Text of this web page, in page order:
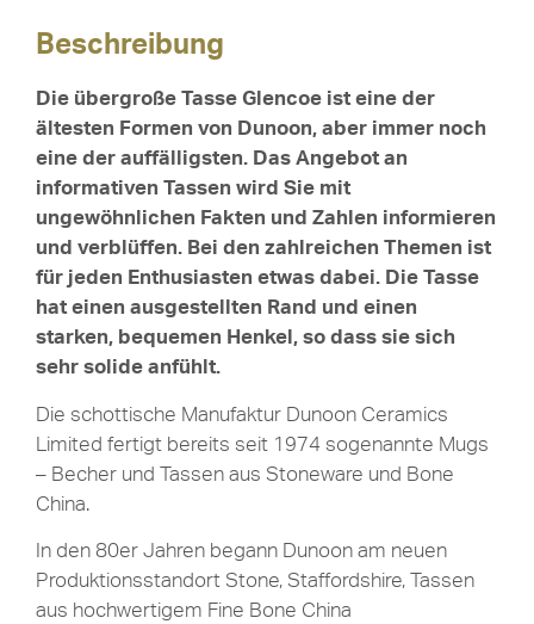
Beschreibung
Die übergroße Tasse Glencoe ist eine der
ältesten Formen von Dunoon, aber immer noch
eine der auffälligsten. Das Angebot an
informativen Tassen wird Sie mit
ungewöhnlichen Fakten und Zahlen informieren
und verblüffen. Bei den zahlreichen Themen ist
für jeden Enthusiasten etwas dabei. Die Tasse
hat einen ausgestellten Rand und einen
starken, bequemen Henkel, so dass sie sich
sehr solide anfühlt.
Die schottische Manufaktur Dunoon Ceramics
Limited fertigt bereits seit 1974 sogenannte Mugs
– Becher und Tassen aus Stoneware und Bone
China.
In den 80er Jahren begann Dunoon am neuen
Produktionsstandort Stone, Staffordshire, Tassen
aus hochwertigem Fine Bone China